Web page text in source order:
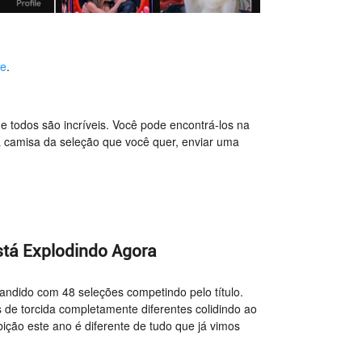
.
todos são incríveis. Você pode encontrá-los na
da seleção que você quer, enviar uma
Explodindo Agora
com 48 seleções competindo pelo título.
torcida completamente diferentes colidindo ao
este ano é diferente de tudo que já vimos